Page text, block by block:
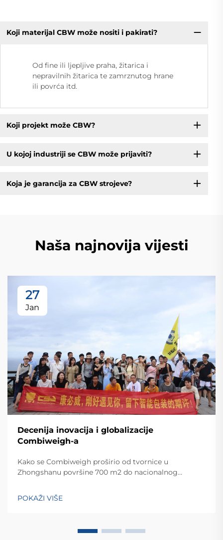
Koji materijal CBW može nositi i pakirati?
Od fine ili ljepljive praha, žitarica i
nepravilnih žitarica te zamrznutog hrane
ili povrća itd.
Koji projekt može CBW?
U kojoj industriji se CBW može prijaviti?
Koja je garancija za CBW strojeve?
Naša najnovija vijesti
27
Jan
Decenija inovacija i globalizacije
Combiweigh-a
Kako se Combiweigh proširio od tvornice u
Zhongshanu površine 700 m2 do nacionalnog
zemalja. Otkrijte njihova inteligentna rješenja za
tehtanjezažali globalnu konsultaciju OEM/ODM-a još
POKAŽI VIŠE